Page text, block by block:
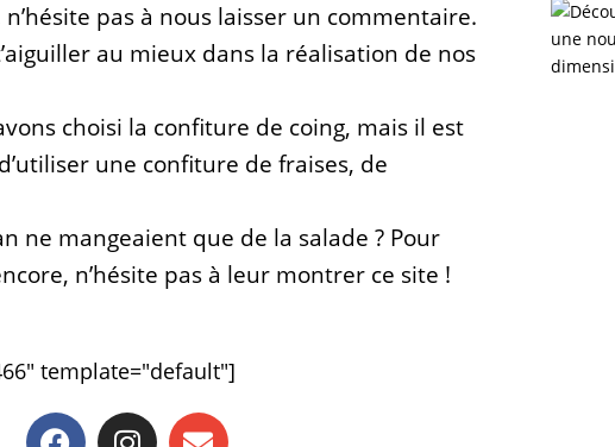
n’hésite pas à nous laisser un commentaire.
au mieux dans la réalisation de nos
choisi la confiture de coing, mais il est
une confiture de fraises, de
ne mangeaient que de la salade ? Pour
n’hésite pas à leur montrer ce site !
template="default"]